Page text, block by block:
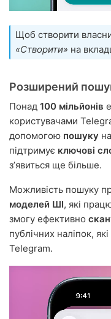
Щоб створити
«Створити» на
Розширений
Понад 100 мільйонів
користувачами
допомогою пошуку
підтримує ключові
зʼявиться ще більше.
Можливість пошуку
моделей ШІ, які
змогу ефективно
публічних наліпок,
Telegram.